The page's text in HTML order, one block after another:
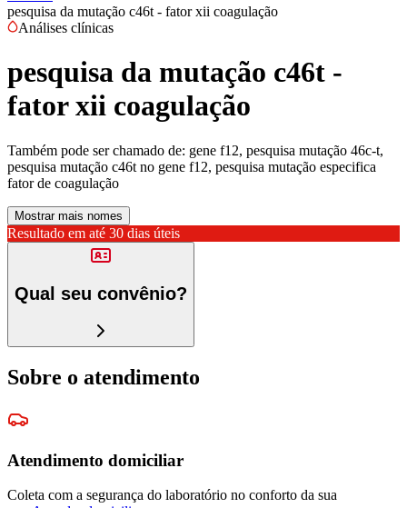
pesquisa da mutação c46t - fator xii coagulação
Análises clínicas
pesquisa da mutação c46t -
fator xii coagulação
Também pode ser chamado de: gene f12, pesquisa mutação 46c-t,
pesquisa mutação c46t no gene f12, pesquisa mutação especifica
fator de coagulação
Mostrar mais nomes
Resultado em até 30 dias úteis
Qual seu convênio?
Sobre o atendimento
Atendimento domiciliar
Coleta com a segurança do laboratório no conforto da sua